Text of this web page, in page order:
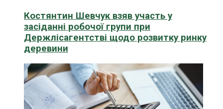
Костянтин Шевчук взяв участь у
засіданні робочої групи при
Держлісагентстві щодо розвитку ринку
деревини